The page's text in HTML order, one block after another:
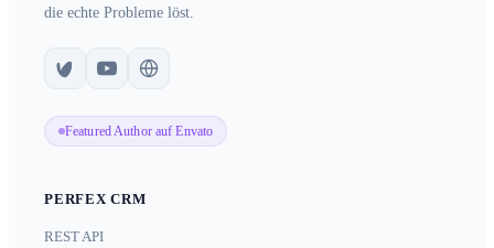
die echte Probleme löst.
Featured Author auf Envato
PERFEX CRM
REST API